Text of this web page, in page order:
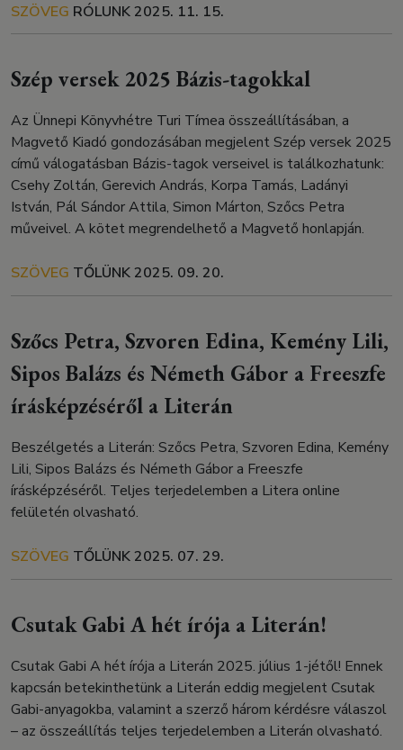
SZÖVEG RÓLUNK2025. 11. 15.
Szép versek 2025 Bázis-tagokkal
Az Ünnepi Könyvhétre Turi Tímea összeállításában, a
Magvető Kiadó gondozásában megjelent Szép versek 2025
című válogatásban Bázis-tagok verseivel is találkozhatunk:
Csehy Zoltán, Gerevich András, Korpa Tamás, Ladányi
István, Pál Sándor Attila, Simon Márton, Szőcs Petra
műveivel. A kötet megrendelhető a Magvető honlapján.
SZÖVEG TŐLÜNK2025. 09. 20.
Szőcs Petra, Szvoren Edina, Kemény Lili,
Sipos Balázs és Németh Gábor a Freeszfe
írásképzéséről a Literán
Beszélgetés a Literán: Szőcs Petra, Szvoren Edina, Kemény
Lili, Sipos Balázs és Németh Gábor a Freeszfe
írásképzéséről. Teljes terjedelemben a Litera online
felületén olvasható.
SZÖVEG TŐLÜNK2025. 07. 29.
Csutak Gabi A hét írója a Literán!
Csutak Gabi A hét írója a Literán 2025. július 1-jétől! Ennek
kapcsán betekinthetünk a Literán eddig megjelent Csutak
Gabi-anyagokba, valamint a szerző három kérdésre válaszol
– az összeállítás teljes terjedelemben a Literán olvasható.